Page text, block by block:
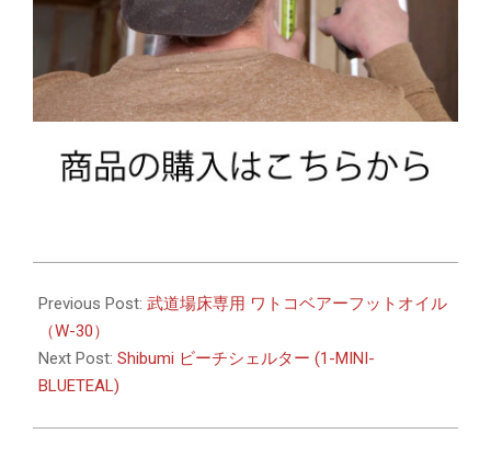
05-
13
Previous Post: 武道場床専用 ワトコベアーフットオイル
（W-30）
Next Post: Shibumi ビーチシェルター (1-MINI-
BLUETEAL)